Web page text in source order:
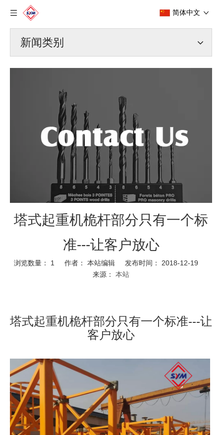
简体中文
新闻类别
塔式起重机桅杆部分只有一个标
准---让客户放心
浏览数量： 1
作者： 本站编辑 发布时间： 2018-12-19
来源： 本站
塔式起重机桅杆部分只有一个标准---让
客户放心